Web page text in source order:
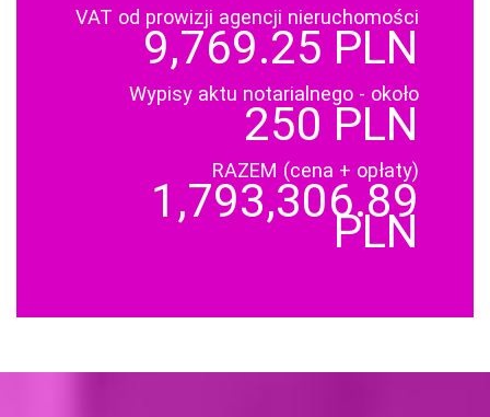
VAT od prowizji agencji nieruchomości
9,769.25 PLN
Wypisy aktu notarialnego - około
250 PLN
RAZEM (cena + opłaty)
1,793,306.89
PLN